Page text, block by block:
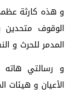
و هذه كارثة
الوقوف
المدمر للحرث و
و رسالتي هاته
الأعيان و هيئات